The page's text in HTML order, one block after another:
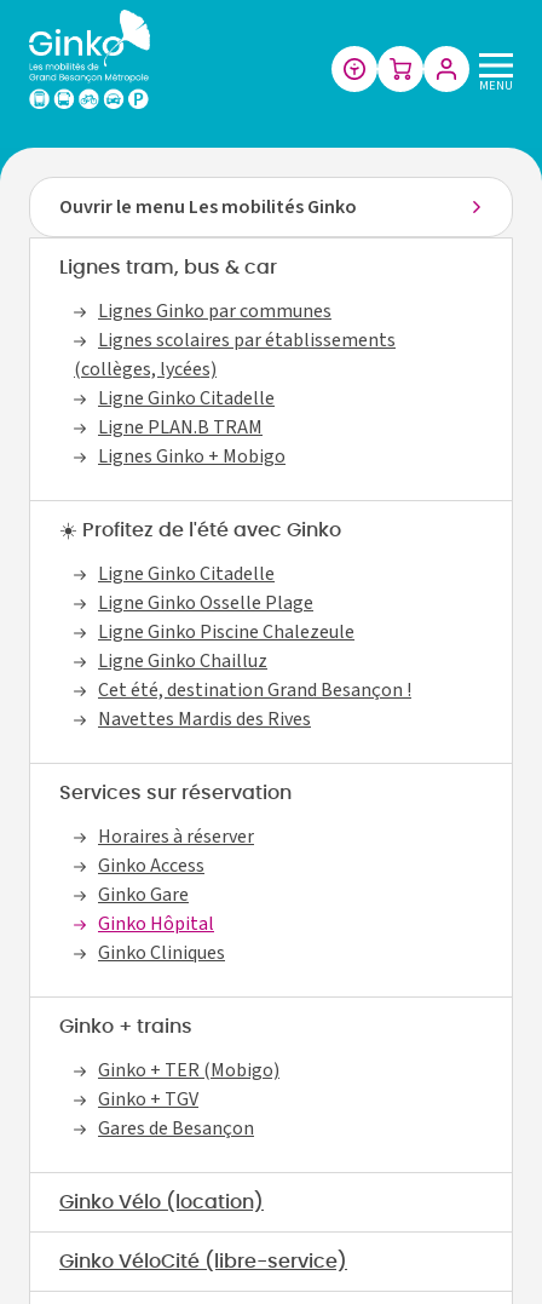
Les
mobilités
Besançon
Métropole
MENU
Ouvrir le menu Les mobilités Ginko
Lignes tram, bus & car
Lignes Ginko par communes
Lignes scolaires par établissements
(collèges, lycées)
Ligne Ginko Citadelle
Ligne PLAN.B TRAM
Lignes Ginko + Mobigo
☀️ Profitez de l'été avec Ginko
Ligne Ginko Citadelle
Ligne Ginko Osselle Plage
Ligne Ginko Piscine Chalezeule
Ligne Ginko Chailluz
Cet été, destination Grand Besançon !
Navettes Mardis des Rives
Services sur réservation
Horaires à réserver
Ginko Access
Ginko Gare
Ginko Hôpital
Ginko Cliniques
Ginko + trains
Ginko + TER (Mobigo)
Ginko + TGV
Gares de Besançon
Ginko Vélo (location)
Ginko VéloCité (libre-service)